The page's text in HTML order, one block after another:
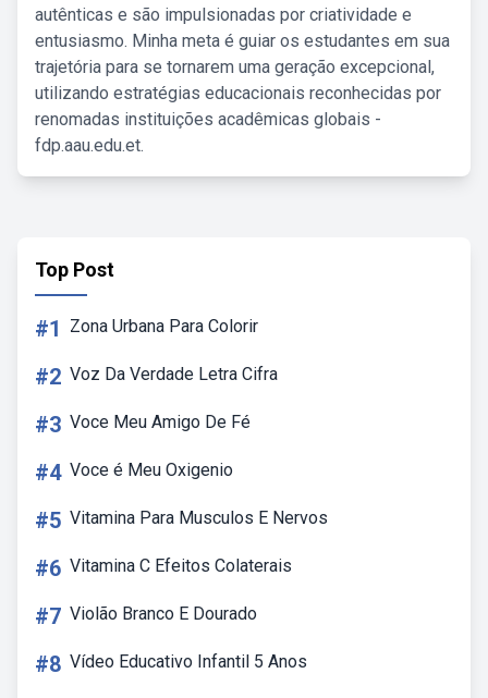
autênticas e são impulsionadas por criatividade e
entusiasmo. Minha meta é guiar os estudantes em sua
trajetória para se tornarem uma geração excepcional,
utilizando estratégias educacionais reconhecidas por
renomadas instituições acadêmicas globais -
fdp.aau.edu.et.
Top Post
#1 Zona Urbana Para Colorir
#2 Voz Da Verdade Letra Cifra
#3 Voce Meu Amigo De Fé
#4 Voce é Meu Oxigenio
#5 Vitamina Para Musculos E Nervos
#6 Vitamina C Efeitos Colaterais
#7 Violão Branco E Dourado
#8 Vídeo Educativo Infantil 5 Anos